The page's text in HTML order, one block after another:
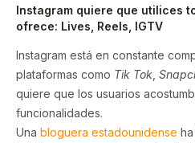
Instagram quiere que utilices
ofrece: Lives, Reels, IGTV
Instagram está en constante
plataformas como Tik Tok
quiere que los usuarios
funcionalidades.
Una bloguera estadounidense